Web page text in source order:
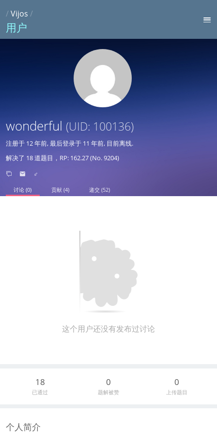
/Vijos /
用户
wonderful (UID: 100136)
注册于 12 年前, 最后登录于 11 年前, 目前离线.
解决了 18 道题目，RP: 162.27 (No. 9204)
♂
讨论 (0) 贡献 (4) 递交 (52)
这个用户还没有发布过讨论
18
已通过
0
题解被赞
0
上传题目
个人简介